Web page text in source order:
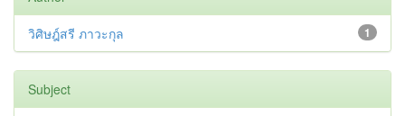
1
วิศิษฎ์สรี ภาวะกุล
Subject